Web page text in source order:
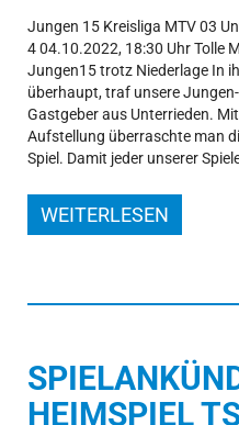
Jungen 15 Kreisliga MTV 03
4 04.10.2022, 18:30 Uhr Tolle
Jungen15 trotz Niederlage In
überhaupt, traf unsere
Gastgeber aus Unterrieden.
Aufstellung überraschte man
Spiel. Damit jeder unserer
WEITERLESEN
HEIMSPIEL